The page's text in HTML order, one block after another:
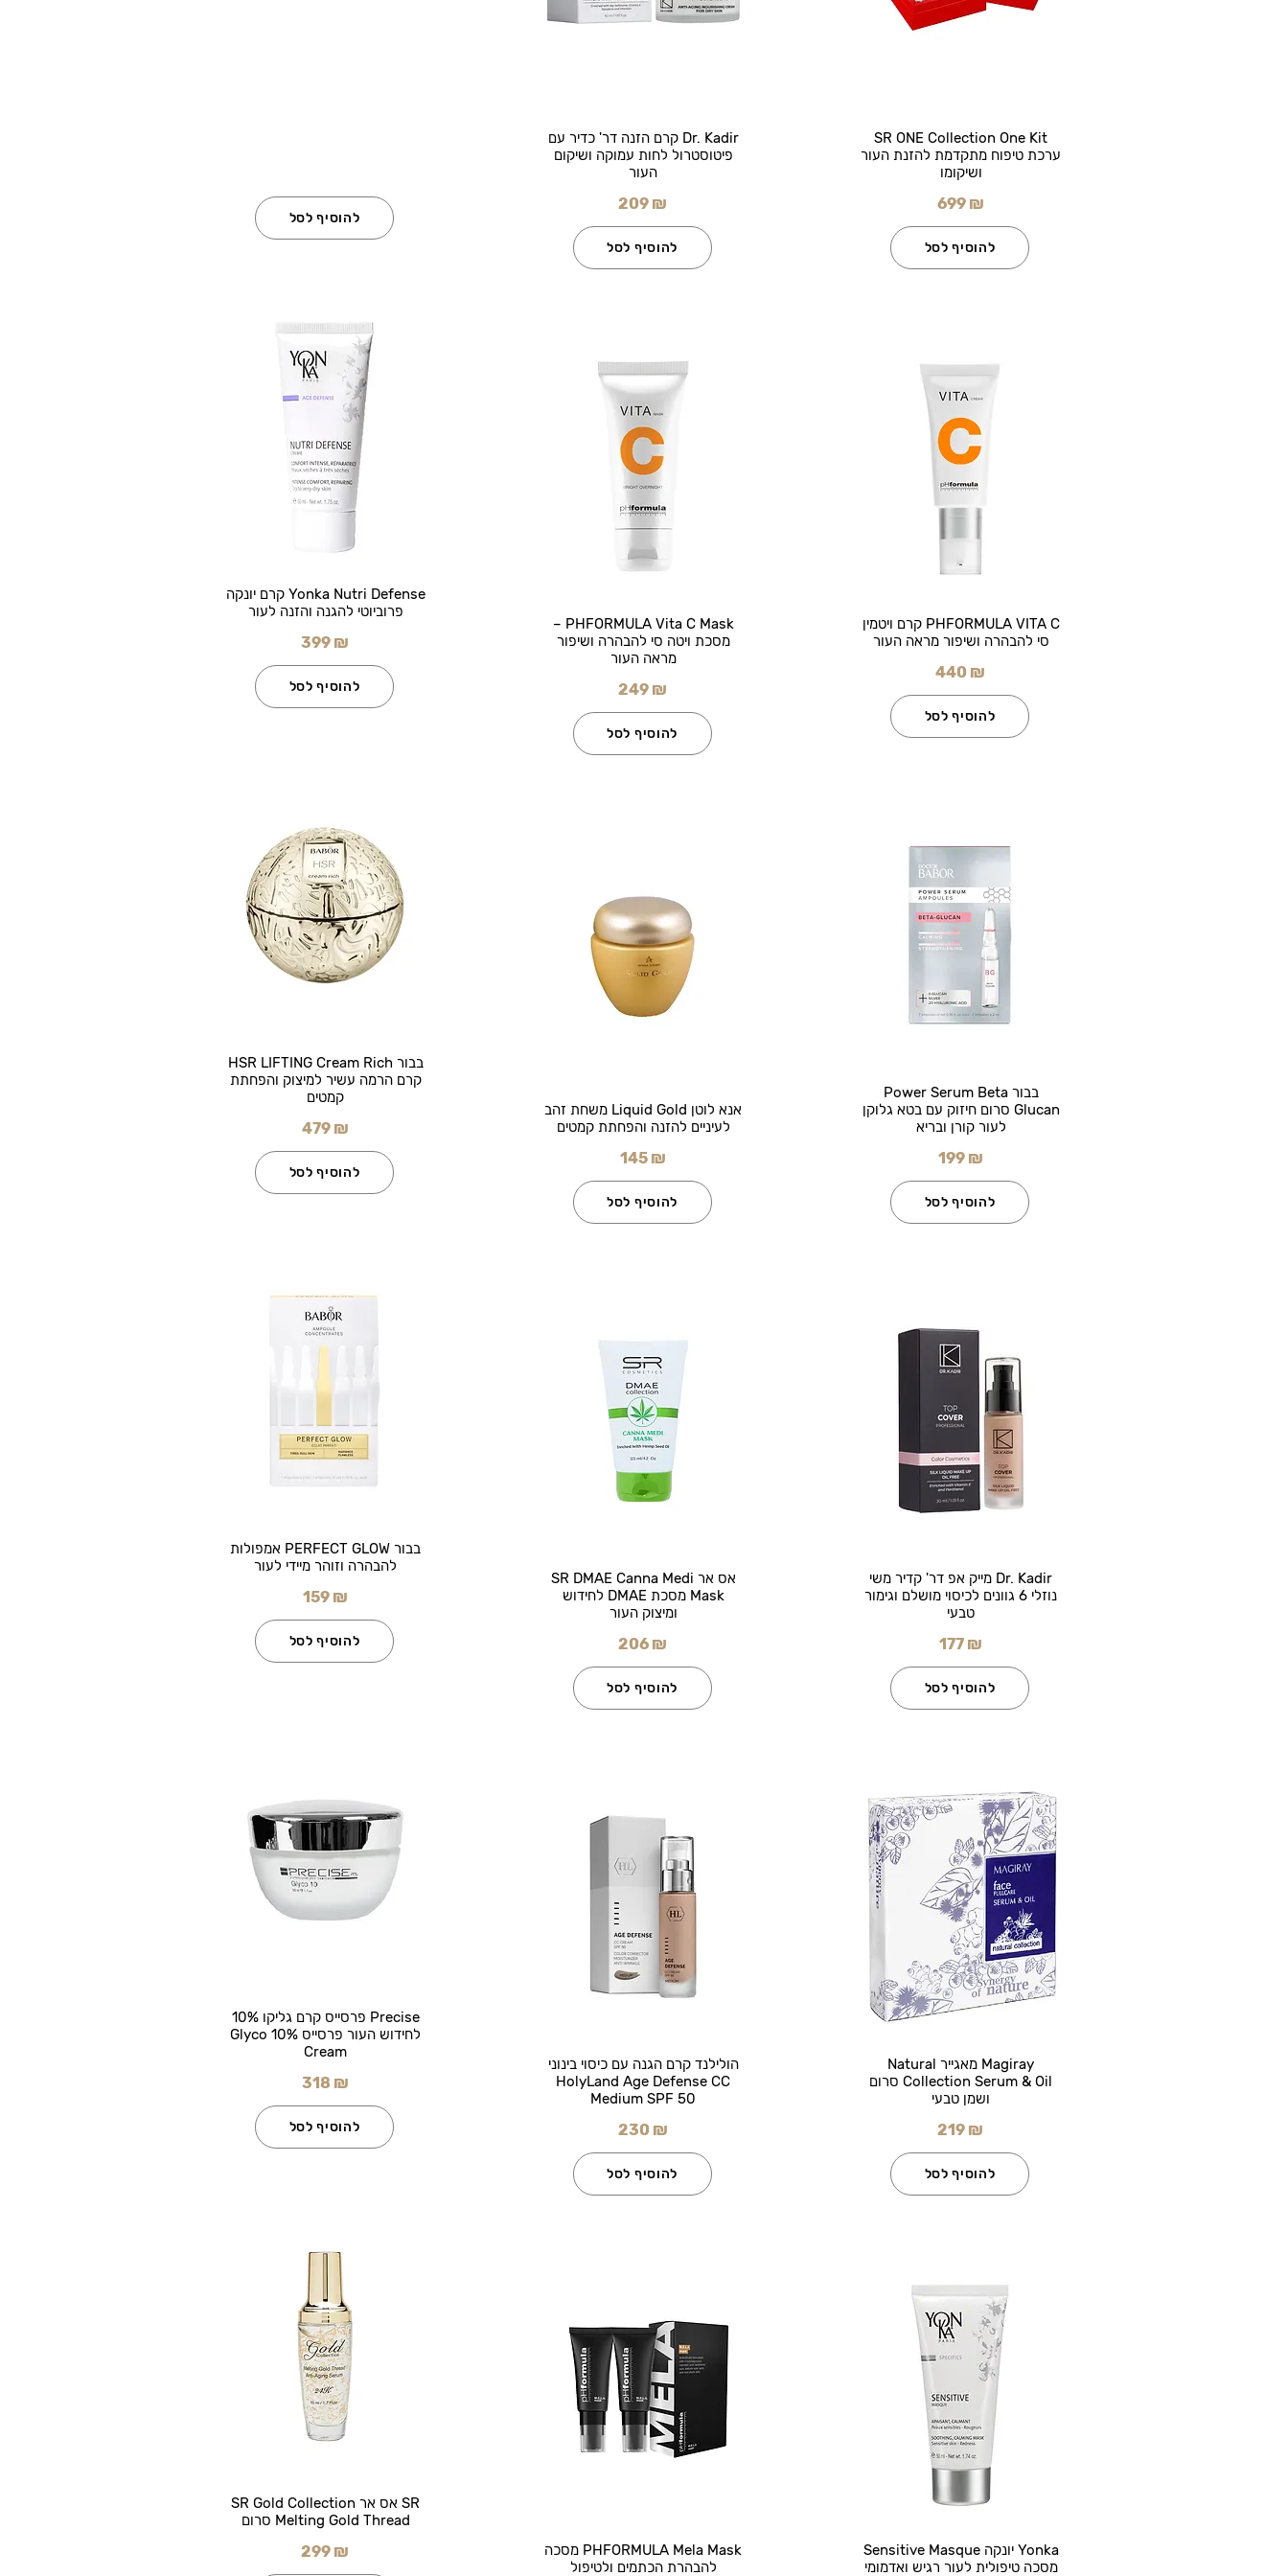
להוסיף לסל
Yonka Nutri Defense קרם יונקה
פרוביוטי להגנה והזנה לעור
399 ₪
להוסיף לסל
בבור HSR LIFTING Cream Rich
קרם הרמה עשיר למיצוק והפחתת
קמטים
479 ₪
להוסיף לסל
בבור PERFECT GLOW אמפולות
להבהרה וזוהר מיידי לעור
159 ₪
להוסיף לסל
Precise פרסייס קרם גליקו 10%
לחידוש העור פרסייס Glyco 10%
Cream
318 ₪
להוסיף לסל
SR אס אר SR Gold Collection
Melting Gold Thread סרום
299 ₪
Dr. Kadir קרם הזנה דר' כדיר עם
פיטוסטרול לחות עמוקה ושיקום
העור
209 ₪
להוסיף לסל
PHFORMULA Vita C Mask –
מסכת ויטה סי להבהרה ושיפור
מראה העור
249 ₪
להוסיף לסל
אנא לוטן Liquid Gold משחת זהב
לעיניים להזנה והפחתת קמטים
145 ₪
להוסיף לסל
אס אר SR DMAE Canna Medi
Mask מסכת DMAE לחידוש
ומיצוק העור
206 ₪
להוסיף לסל
הולילנד קרם הגנה עם כיסוי בינוני
HolyLand Age Defense CC
Medium SPF 50
230 ₪
להוסיף לסל
PHFORMULA Mela Mask מסכה
להבהרת הכתמים ולטיפול
SR ONE Collection One Kit
ערכת טיפוח מתקדמת להזנת העור
ושיקומו
699 ₪
להוסיף לסל
PHFORMULA VITA C קרם ויטמין
סי להבהרה ושיפור מראה העור
440 ₪
להוסיף לסל
בבור Power Serum Beta
Glucan סרום חיזוק עם בטא גלוקן
לעור קורן ובריא
199 ₪
להוסיף לסל
Dr. Kadir מייק אפ דר' קדיר משי
נוזלי 6 גוונים לכיסוי מושלם וגימור
טבעי
177 ₪
להוסיף לסל
Magiray מאגייר Natural
Collection Serum & Oil סרום
ושמן טבעי
219 ₪
להוסיף לסל
Yonka יונקה Sensitive Masque
מסכה טיפולית לעור רגיש ואדמומי